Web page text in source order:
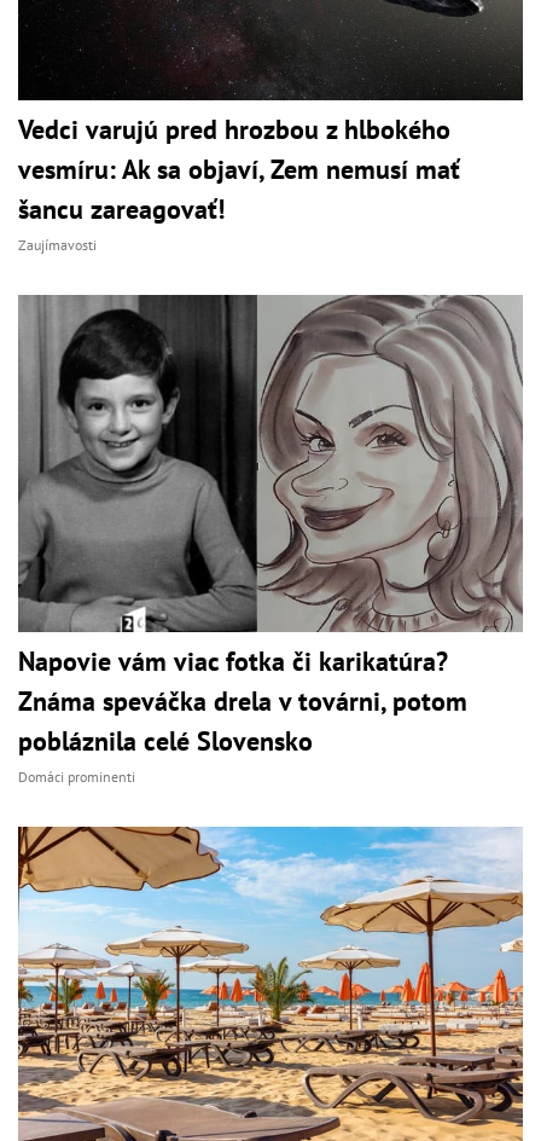
Vedci varujú pred hrozbou z hlbokého
vesmíru: Ak sa objaví, Zem nemusí mať
šancu zareagovať!
Zaujímavosti
Napovie vám viac fotka či karikatúra?
Známa speváčka drela v továrni, potom
pobláznila celé Slovensko
Domáci prominenti